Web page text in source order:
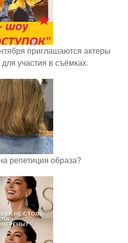
приглашаются актеры
участия в съёмках.
репетиция образа?